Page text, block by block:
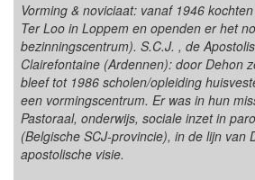
Vorming & noviciaat: vanaf 1946
Ter Loo in Loppem en openden er het
bezinningscentrum). S.C.J. , de
Clairefontaine (Ardennen): door Dehon
bleef tot 1986 scholen/opleiding
een vormingscentrum. Er was in hun
Pastoraal, onderwijs, sociale inzet in
(Belgische SCJ-provincie), in de lijn van
apostolische visie.